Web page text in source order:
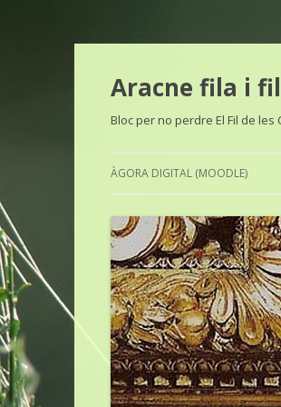
Aracne fila i
Bloc per no perdre El Fil de les
ÀGORA DIGITAL (MOODLE)